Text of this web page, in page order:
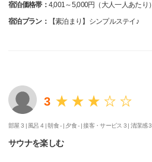
宿泊価格帯： 4,001～5,000円（大人一人あたり）
宿泊プラン：
【素泊まり】シンプルステイ♪
3
部屋 3 | 風呂 4 |朝食 - | 夕食 - |接客・サービス 3 |清潔感 3
サウナを楽しむ